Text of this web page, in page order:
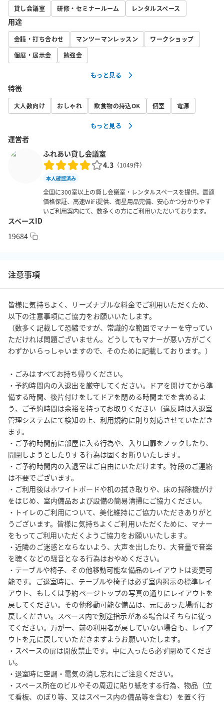
・弊社独自の入退室カメラにて管理しているため、面倒な鍵の受
け渡しなどなく、すぐご利用できます！
・最大18まで着席可能です。完全個室のため、会議、セミナー、
レッスン、ワークショップなど、様々な用途でご利用いただけま
す。
・プロジェクターには、VGA/HDMI/MiniDisplay変換アダプタが付
属します。
だくようお願いいたします。
・土足でご利用いただけます。
・完全個室ですので、隣の部屋の声が聞こえたり、小声で話さな
いといけないといった制約はありません。
【ご注意事項】
・予約時間内の入退出を厳守してください。ドアを開けてから準
備する時間、後片付けをしてドアを閉める時間までを含めるよ
う、ご予約時間は余裕を持ってお取りください（違反時は入退室
・ご予約時間内の入退室はご自由にいただけます。特段のご連絡
は不要でございます。
・当スペースのプロジェクター・モニター・WiFiなどの付帯設備
は無料でご利用いただけます（各設備の有無は予約サイト上に別
途記載の表示をご確認ください）。なお、無料でご利用いただけ
る付帯設備については、ご利用いただけなかった場合のサポート
やご返金はいたしかねますので、予めご了承ください。
・ごみはすべてお持ち帰りください。
・当スペースは特段のご連絡なく、営利利用および撮影利用いた
だけます。
・予約サイトの操作方法、スペースの予約状況、決済（領収書・
請求書・支払）に関する問い合わせは、直接予約サイトまで問い
合わせください。
https://help.spacee.jp/hc/ja/requests/new?
ticket_form_id=360001931973
・予約変更については、ご予約日時が元より後となる場合、ご予
約時間が元より短くなる場合、又はご利用料金が元より少額とな
る場合は、お受けいたしかねます。
・テーブルや椅子、その他備品のレイアウトは変更可能ですが、
ご退室時に必ず元にお戻しください。
・消防設備点検をはじめ、防災ベルの鳴動や、スタッフ・管理
者・業者等の立ち入りがある可能性がありますので、予めご了承
ください。
・ご利用いただいた方向けに、当グループからのご案内をお送り
することがあります（送信拒否設定も可能です）。
【必ずご確認いただきたい事項】
・予約後に届くメール内の■■■必ずご確認ください■■■を必ずご覧
ください。その欄に記載のリンク先に、入室方法、道順等すべて
記載があります。
（同席される方にここに記載のリンクを展開いただけると、迷わ
ず現地に到着できます。場所が分かりにくい、という方のほとん
どはご覧いただいていないようです。）
貸し会議室 研修・セミナールーム レンタルスペース
用途
会議・打ち合わせ マンツーマンレッスン
ワークショップ
個展・展示会
勉強会
もっと見る
特徴
大人数向け おしゃれ 飲食物の持込OK 個室 電源
もっと見る
運営者
ふれあい貸し会議室
4.3 （1049件）
本人確認済み
全国に300室以上の貸し会議室・レンタルスペースを提供。最適
価格保証、高速WiFi提供、衛星用品完備、安心かつ分かりやす
いご利用案内にて、数多くの方にご利用いただいております。
スペースID
19684
注意事項
皆様に気持ちよく、リーズナブルな料金でご利用いただくため、
以下の注意事項にご協力をお願いいたします。
（数多く記載して恐縮ですが、常識的な範囲でマナーを守ってい
ただければ問題ございません。どうしてもマナーが悪い方がごく
わずかいらっしゃいますので、そのために記載しております。）
・ごみはすべてお持ち帰りください。
・予約時間内の入退出を厳守してください。ドアを開けてから準
備する時間、後片付けをしてドアを閉める時間までを含めるよ
う、ご予約時間は余裕を持ってお取りください（違反時は入退室
管理システムにて検知の上、利用規約に則り対応させていただき
ます。
・ご予約時間前に部屋に入る行為や、入り口扉をノックしたり、
開閉しようとしたりする行為は固くお断りいたします。
・ご予約時間内の入退室はご自由にいただけます。特段のご連絡
は不要でございます。
・ご利用後はホワイトボードや机の拭き取りや、床の掃除機がけ
をはじめ、室内備品および設備の簡易清掃にご協力ください。
・トイレのご利用について、美化維持にご協力いただきありがと
うございます。皆様に気持ちよくご利用いただくために、マナー
をもってご利用いただくようご協力をお願いいたします。
・近隣のご迷惑とならないよう、大声を出したり、大音量で音楽
を聴くなどの騒音となる行為はおやめください。
・テーブルや椅子、その他移動可能な備品のレイアウトは変更可
能です。ご退室時に、テーブルや椅子は必ず室内掲示の標準レイ
アウト、もしくは予約ページトップの写真の通りにレイアウトを
戻してください。その他移動可能な備品は、元にあった場所にお
戻しください。スペース内で別途指示がある場合はそちらに従っ
てください。万が一、前の利用者が戻していない場合も、レイア
ウトを元に戻していただきますようお願いいたします。
・スペースの扉は開放禁止です。中に入ったら必ず閉めてくださ
い。
・退室時に空調・電気の消し忘れにご注意ください。
・スペース所在のビルやその周辺に貼り紙をする行為、物品（立
て看板、のぼり等、又はスペース内の備品等を含む）を置く行